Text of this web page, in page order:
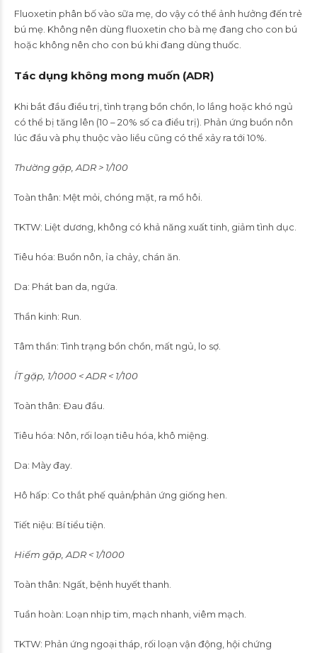
Fluoxetin phân bố vào sữa mẹ, do vậy có thể ảnh hưởng đến trẻ
bú mẹ. Không nên dùng fluoxetin cho bà mẹ đang cho con bú
hoặc không nên cho con bú khi đang dùng thuốc.
Tác dụng không mong muốn (ADR)
Khi bắt đầu điều trị, tình trạng bồn chồn, lo lắng hoặc khó ngủ
có thể bị tăng lên (10 – 20% số ca điều trị). Phản ứng buồn nôn
lúc đầu và phụ thuộc vào liều cũng có thể xảy ra tới 10%.
Thường gặp, ADR > 1/100
Toàn thân: Mệt mỏi, chóng mặt, ra mồ hôi.
TKTW: Liệt dương, không có khả năng xuất tinh, giảm tình dục.
Tiêu hóa: Buồn nôn, ỉa chảy, chán ăn.
Da: Phát ban da, ngứa.
Thần kinh: Run.
Tâm thần: Tình trạng bồn chồn, mất ngủ, lo sợ.
ÍT gặp, 1/1000 < ADR < 1/100
Toàn thân: Ðau đầu.
Tiêu hóa: Nôn, rối loạn tiêu hóa, khô miệng.
Da: Mày đay.
Hô hấp: Co thắt phế quản/phản ứng giống hen.
Tiết niệu: Bí tiểu tiện.
Hiếm gặp, ADR < 1/1000
Toàn thân: Ngất, bệnh huyết thanh.
Tuần hoàn: Loạn nhịp tim, mạch nhanh, viêm mạch.
TKTW: Phản ứng ngoại tháp, rối loạn vận động, hội chứng